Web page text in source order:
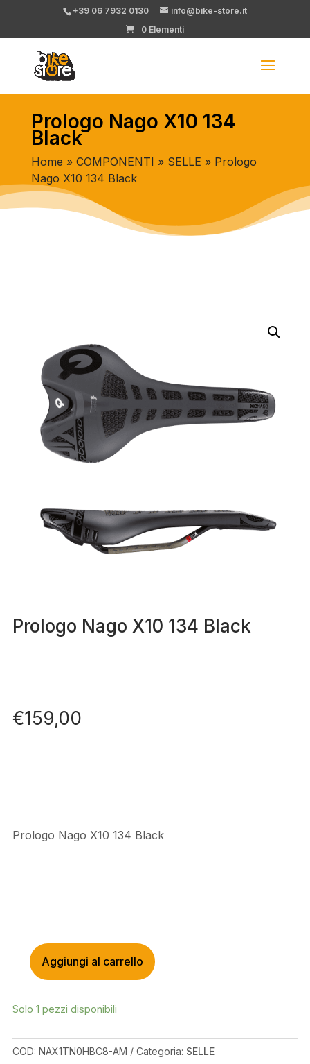
+39 06 7932 0130
info@bike-store.it
0 Elementi
Prologo Nago X10 134
Black
Home » COMPONENTI » SELLE » Prologo
Nago X10 134 Black
Prologo Nago X10 134 Black
€159,00
Prologo Nago X10 134 Black
PROLOGO
134
QUANTITÀ
Aggiungi al carrello
Solo 1 pezzi disponibili
COD: NAX1TN0HBC8-AM Categoria: SELLE